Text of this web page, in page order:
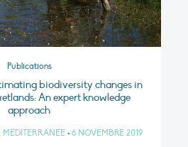
Publications
biodiversity changes in
An expert knowledge
approach
• 6 NOVEMBRE 2019